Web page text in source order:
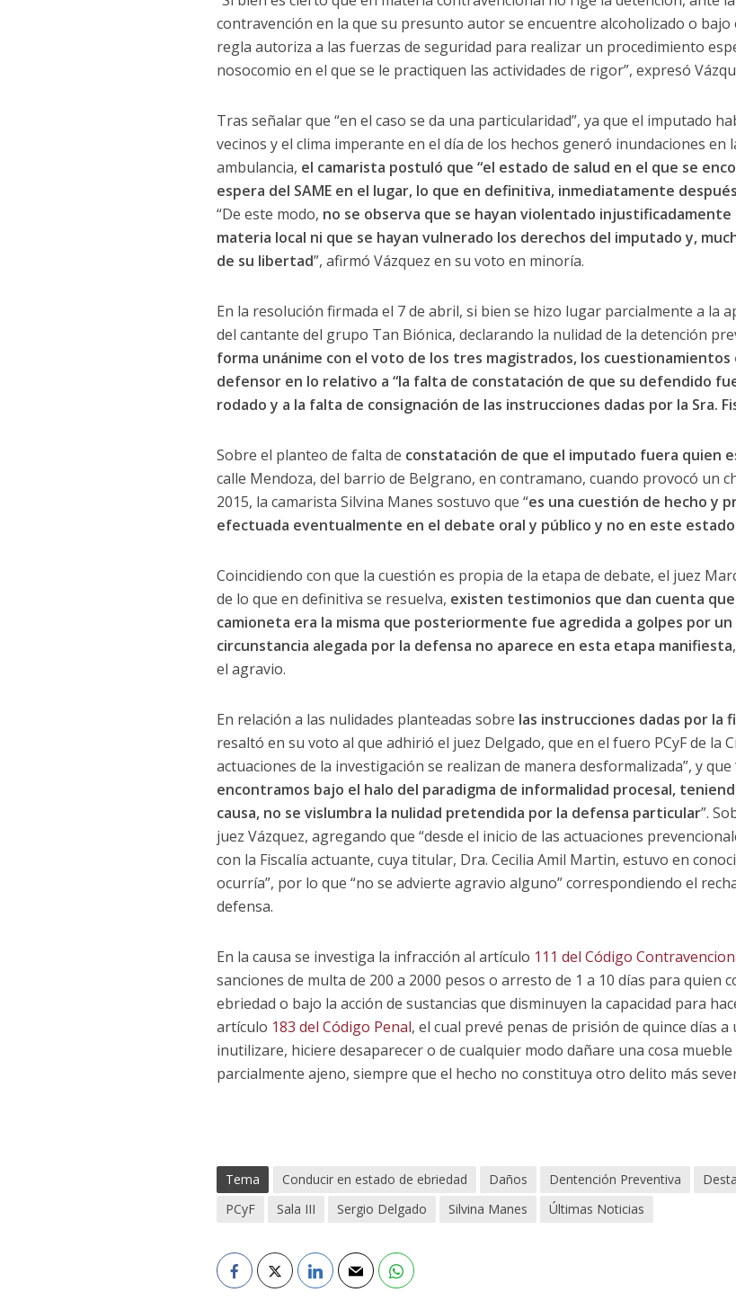
contravención en la que su presunto autor se encuentre alcoholizado o bajo
regla autoriza a las fuerzas de seguridad para realizar un procedimiento
nosocomio en el que se le practiquen las actividades de rigor”, expresó
Tras señalar que “en el caso se da una particularidad”, ya que el imputado
vecinos y el clima imperante en el día de los hechos generó inundaciones
ambulancia, el camarista postuló que “el estado de salud en el que se
espera del SAME en el lugar, lo que en definitiva, inmediatamente
“De este modo, no se observa que se hayan violentado
materia local ni que se hayan vulnerado los derechos del imputado y,
de su libertad”, afirmó Vázquez en su voto en minoría.
En la resolución firmada el 7 de abril, si bien se hizo lugar parcialmente a la
del cantante del grupo Tan Biónica, declarando la nulidad de la detención
forma unánime con el voto de los tres magistrados, los
defensor en lo relativo a “la falta de constatación de que su defendido
rodado y a la falta de consignación de las instrucciones dadas por la Sra.
Sobre el planteo de falta de constatación de que el imputado fuera quien
calle Mendoza, del barrio de Belgrano, en contramano, cuando provocó un
2015, la camarista Silvina Manes sostuvo que “es una cuestión de hecho y
efectuada eventualmente en el debate oral y público y no en este
Coincidiendo con que la cuestión es propia de la etapa de debate, el juez
de lo que en definitiva se resuelva, existen testimonios que dan cuenta
camioneta era la misma que posteriormente fue agredida a golpes por
circunstancia alegada por la defensa no aparece en esta etapa manifiesta
el agravio.
En relación a las nulidades planteadas sobre las instrucciones dadas por la
resaltó en su voto al que adhirió el juez Delgado, que en el fuero PCyF de la
actuaciones de la investigación se realizan de manera desformalizada”, y
encontramos bajo el halo del paradigma de informalidad procesal,
causa, no se vislumbra la nulidad pretendida por la defensa particular”.
juez Vázquez, agregando que “desde el inicio de las actuaciones
con la Fiscalía actuante, cuya titular, Dra. Cecilia Amil Martin, estuvo en
ocurría”, por lo que “no se advierte agravio alguno” correspondiendo el
defensa.
En la causa se investiga la infracción al artículo 111 del Código
sanciones de multa de 200 a 2000 pesos o arresto de 1 a 10 días para quien
ebriedad o bajo la acción de sustancias que disminuyen la capacidad para
artículo 183 del Código Penal, el cual prevé penas de prisión de quince días
inutilizare, hiciere desaparecer o de cualquier modo dañare una cosa
parcialmente ajeno, siempre que el hecho no constituya otro delito más
Tema Conducir en estado de ebriedad Daños Dentención Preventiva
PCyF
Sala III Sergio Delgado Silvina Manes Últimas Noticias